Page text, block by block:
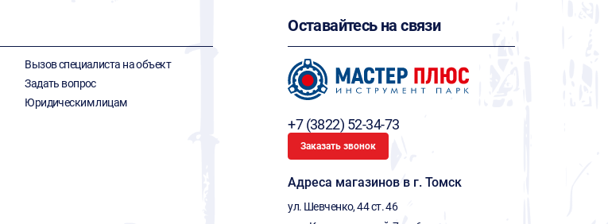
Вызов специалиста на объект
Задать вопрос
Юридическим лицам
Оставайтесь на связи
+7 (3822) 52-34-73
Заказать звонок
Адреса магазинов в г. Томск
ул. Шевченко, 44 ст. 46